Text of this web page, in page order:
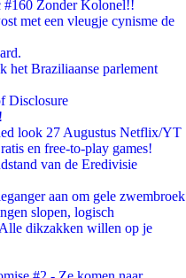
Zonder Kolonel!!
met een vleugje cynisme de
het Braziliaanse parlement
Disclosure
look 27 Augustus Netflix/YT
en free-to-play games!
van de Eredivisie
aan om gele zwembroek
slopen, logisch
dikzakken willen op je